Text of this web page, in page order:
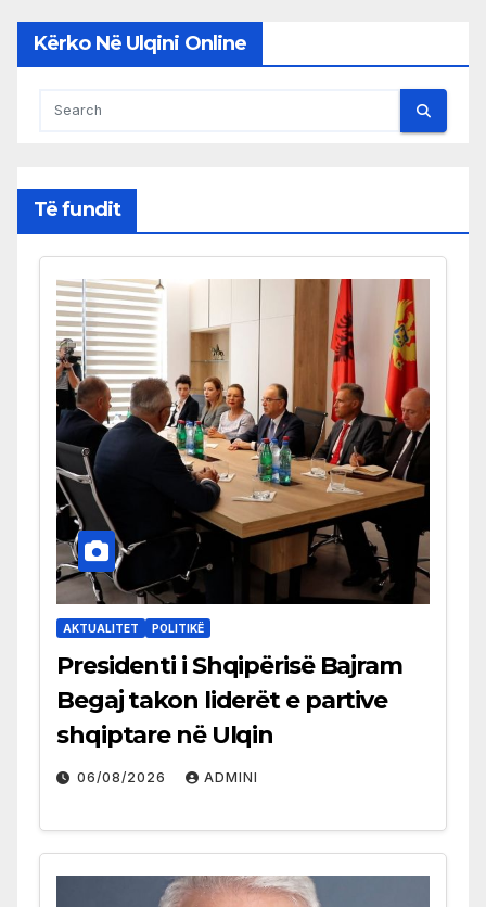
Kërko Në Ulqini Online
Të fundit
AKTUALITET POLITIKË
Presidenti i Shqipërisë Bajram
Begaj takon liderët e partive
shqiptare në Ulqin
06/08/2026 ADMINI